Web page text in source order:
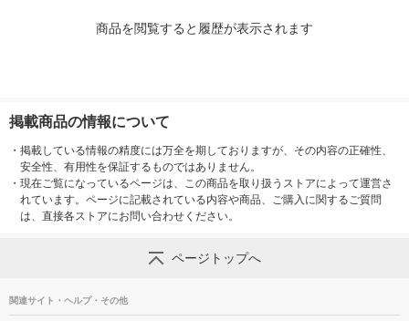
商品を閲覧すると履歴が表示されます
掲載商品の情報について
・ 掲載している情報の精度には万全を期しておりますが、その内容の正確性、
安全性、有用性を保証するものではありません。
・ 現在ご覧になっているページは、この商品を取り扱うストアによって運営さ
れています。ページに記載されている内容や商品、ご購入に関するご質問
は、直接各ストアにお問い合わせください。
ページトップへ
関連サイト・ヘルプ・その他